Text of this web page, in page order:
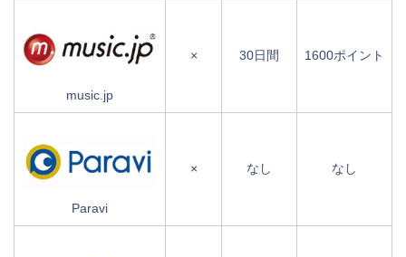
music.jp
× 30日間 1600ポイント
Paravi
× なし なし